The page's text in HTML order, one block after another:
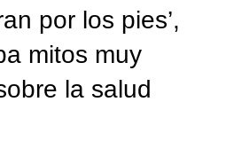
por los pies’,
mitos muy
la salud